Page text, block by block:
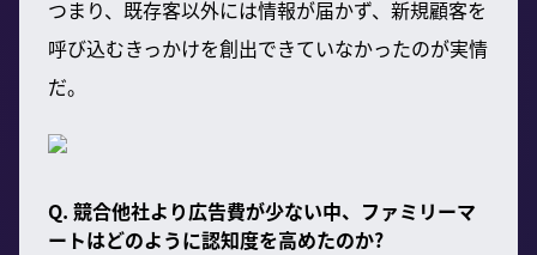
つまり、既存客以外には情報が届かず、新規顧客を
呼び込むきっかけを創出できていなかったのが実情
だ。
Q. 競合他社より広告費が少ない中、ファミリーマ
ートはどのように認知度を高めたのか?